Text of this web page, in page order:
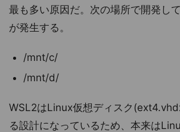
最も多い原因だ。次の場所で開発し
が発生する。
/mnt/c/
/mnt/d/
WSL2はLinux仮想ディスク
る設計になっているため、本来は